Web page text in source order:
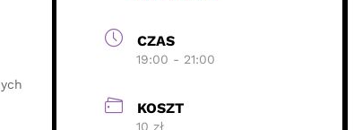
CZAS
19:00 - 21:00
KOSZT
10 zł